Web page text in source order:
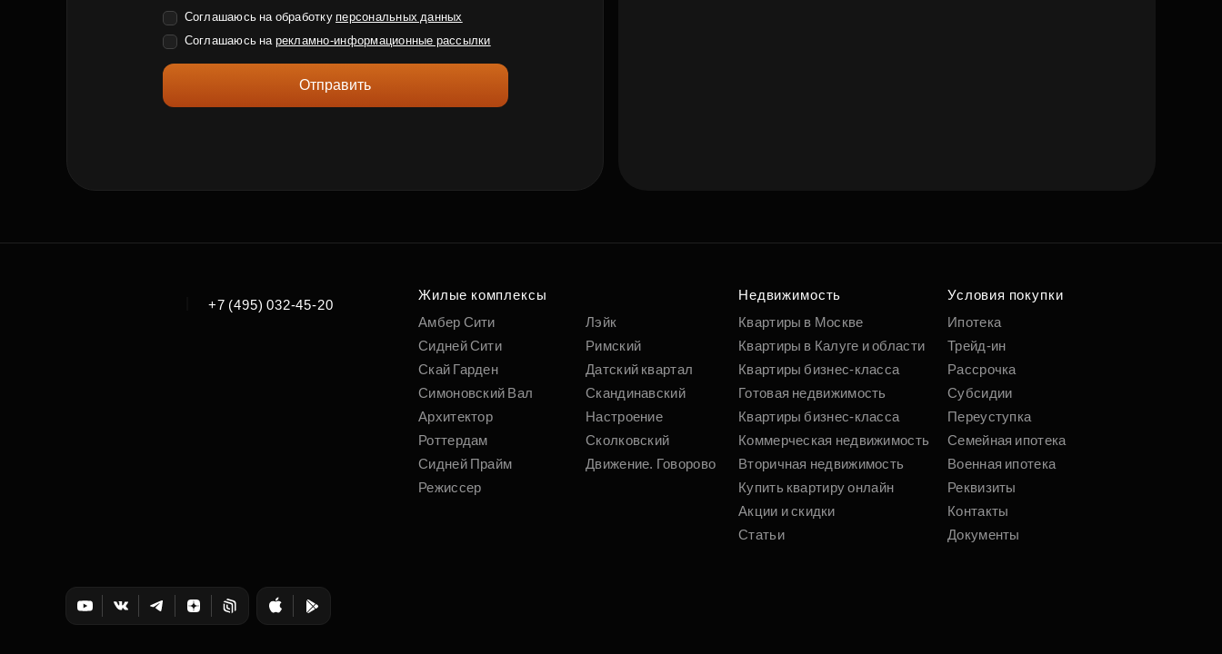
Соглашаюсь на обработку персональных данных
Соглашаюсь на рекламно-информационные рассылки
Отправить
+7 (495) 032-45-20
Жилые комплексы
Амбер Сити
Сидней Сити
Скай Гарден
Симоновский Вал
Архитектор
Роттердам
Сидней Прайм
Режиссер
Лэйк
Римский
Датский квартал
Скандинавский
Настроение
Сколковский
Движение. Говорово
Недвижимость
Квартиры в Москве
Квартиры в Калуге и области
Квартиры бизнес-класса
Готовая недвижимость
Квартиры бизнес-класса
Коммерческая недвижимость
Вторичная недвижимость
Купить квартиру онлайн
Акции и скидки
Статьи
Условия покупки
Ипотека
Трейд-ин
Рассрочка
Субсидии
Переуступка
Семейная ипотека
Военная ипотека
Реквизиты
Контакты
Документы